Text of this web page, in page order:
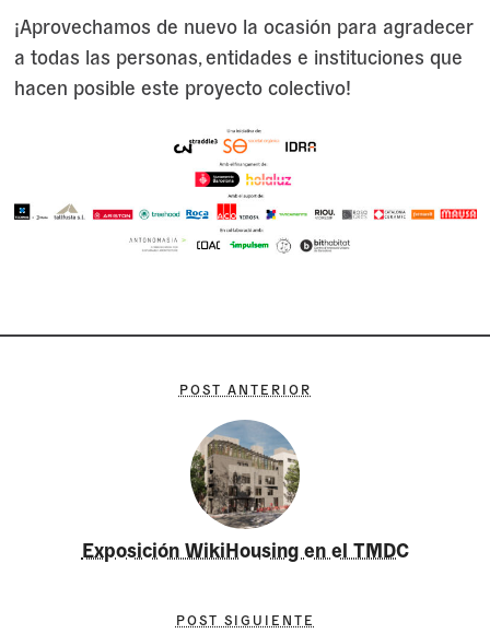
¡Aprovechamos de nuevo la ocasión para agradecer
a todas las personas, entidades e instituciones que
hacen posible este proyecto colectivo!
POST ANTERIOR
Exposición WikiHousing en el TMDC
POST SIGUIENTE